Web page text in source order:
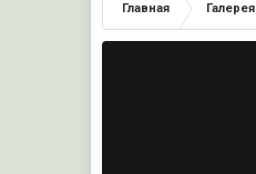
Главная Галерея